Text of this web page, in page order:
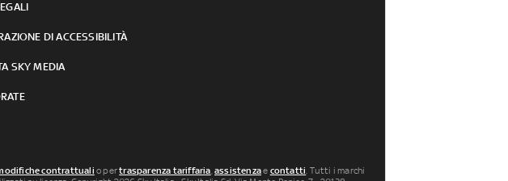
DI ACCESSIBILITÀ
SKY MEDIA
contrattuali o pertrasparenza tariffaria,assistenzae contatti. Tutti i marchi